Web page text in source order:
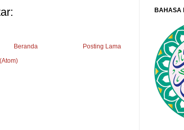
Posting Lama
Beranda
BAHASA